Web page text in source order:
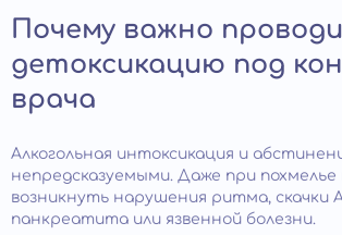
Почему важно
детоксикацию под
врача
Алкогольная интоксикация и
непредсказуемыми. Даже при похмелье
возникнуть нарушения ритма, скачки
панкреатита или язвенной болезни.